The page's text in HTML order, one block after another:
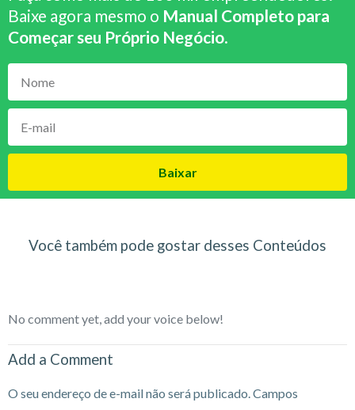
Baixe agora mesmo o Manual Completo para
Começar seu Próprio Negócio.
Baixar
Você também pode gostar desses Conteúdos
No comment yet, add your voice below!
Add a Comment
O seu endereço de e-mail não será publicado.Campos